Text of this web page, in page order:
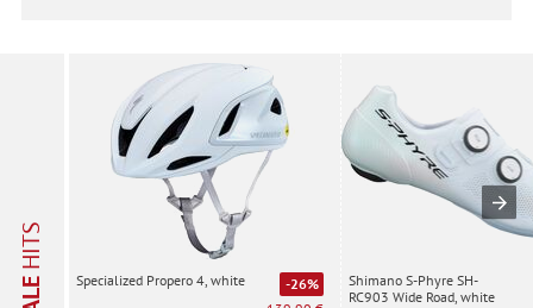
HITS
Specialized Propero 4, white
-26%
Shimano S-Phyre SH-
RC903 Wide Road, white